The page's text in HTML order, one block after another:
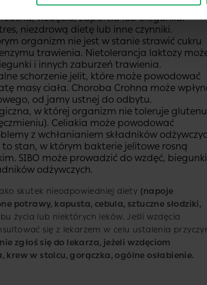
w której występują nawracające
wzdęcia, zaparcia lub biegunka.
niezdrową dietę lub inne czynniki.
organizm nie jest w stanie strawić cukru
trawienia. Nietolerancja laktozy
i innych zaburzeń trawienia.
schorzenie jelit, które może powodować
masy ciała. Choroba Crohna może
od jamy ustnej do odbytu.
w której organizm nie toleruje glutenu
Celiakia może powodować
z wchłanianiem składników
stan, w którym bakterie jelitowe rosną
SIBO może prowadzić do wzdęć,
odżywczych.
skutek nieodpowiedniej diety (napoje
potrawy, kapusta, cebula, sztuczne słodziki,
życia lub niektórych leków. Jeśli wzdęcia
się z lekarzem w celu ustalenia
zgłoś się do lekarza, jeżeli wzdęciom
w stolcu, gorączka, ogólne osłabienie.